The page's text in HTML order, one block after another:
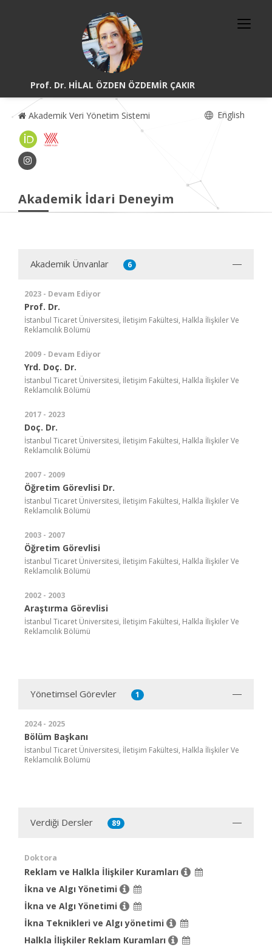
Prof. Dr. HİLAL ÖZDEN ÖZDEMİR ÇAKIR
Akademik Veri Yönetim Sistemi English
Akademik İdari Deneyim
Akademik Ünvanlar 6
2023 - Devam Ediyor
Prof. Dr.
İstanbul Ticaret Üniversitesi, İletişim Fakültesi, Halkla İlişkiler Ve
Reklamcılık Bölümü
2009 - Devam Ediyor
Yrd. Doç. Dr.
İstanbul Ticaret Üniversitesi, İletişim Fakültesi, Halkla İlişkiler Ve
Reklamcılık Bölümü
2017 - 2023
Doç. Dr.
İstanbul Ticaret Üniversitesi, İletişim Fakültesi, Halkla İlişkiler Ve
Reklamcılık Bölümü
2007 - 2009
Öğretim Görevlisi Dr.
İstanbul Ticaret Üniversitesi, İletişim Fakültesi, Halkla İlişkiler Ve
Reklamcılık Bölümü
2003 - 2007
Öğretim Görevlisi
İstanbul Ticaret Üniversitesi, İletişim Fakültesi, Halkla İlişkiler Ve
Reklamcılık Bölümü
2002 - 2003
Araştırma Görevlisi
İstanbul Ticaret Üniversitesi, İletişim Fakültesi, Halkla İlişkiler Ve
Reklamcılık Bölümü
Yönetimsel Görevler 1
2024 - 2025
Bölüm Başkanı
İstanbul Ticaret Üniversitesi, İletişim Fakültesi, Halkla İlişkiler Ve
Reklamcılık Bölümü
Verdiği Dersler 89
Doktora
Reklam ve Halkla İlişkiler Kuramları
İkna ve Algı Yönetimi
İkna ve Algı Yönetimi
İkna Teknikleri ve Algı yönetimi
Halkla İlişkiler Reklam Kuramları